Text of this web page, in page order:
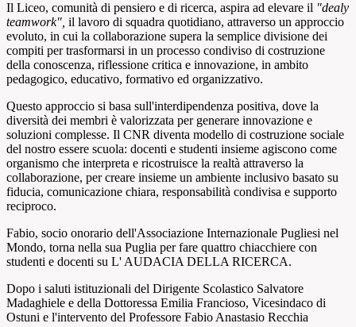
Il Liceo, comunità di pensiero e di ricerca, aspira ad elevare il "dealy
teamwork", il lavoro di squadra quotidiano, attraverso un approccio
evoluto, in cui la collaborazione supera la semplice divisione dei
compiti per trasformarsi in un processo condiviso di costruzione
della conoscenza, riflessione critica e innovazione, in ambito
pedagogico, educativo, formativo ed organizzativo.
Questo approccio si basa sull'interdipendenza positiva, dove la
diversità dei membri è valorizzata per generare innovazione e
soluzioni complesse. Il CNR diventa modello di costruzione sociale
del nostro essere scuola: docenti e studenti insieme agiscono come
organismo che interpreta e ricostruisce la realtà attraverso la
collaborazione, per creare insieme un ambiente inclusivo basato su
fiducia, comunicazione chiara, responsabilità condivisa e supporto
reciproco.
Fabio, socio onorario dell'Associazione Internazionale Pugliesi nel
Mondo, torna nella sua Puglia per fare quattro chiacchiere con
studenti e docenti su L' AUDACIA DELLA RICERCA.
Dopo i saluti istituzionali del Dirigente Scolastico Salvatore
Madaghiele e della Dottoressa Emilia Francioso, Vicesindaco di
Ostuni e l'intervento del Professore Fabio Anastasio Recchia